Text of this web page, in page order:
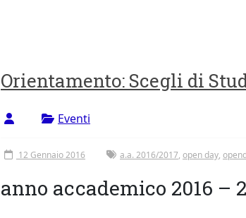
Orientamento: Scegli di
Eventi
12 Gennaio 2016 a.a. 2016/2017, open day,
anno accademico 2016 –